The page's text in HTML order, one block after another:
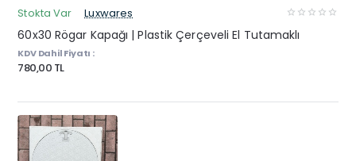
Stokta Var Luxwares
60x30 Rögar Kapağı | Plastik Çerçeveli El Tutamaklı
KDV Dahil Fiyatı :
780,00 TL